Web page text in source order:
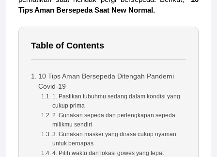
Tips Aman Bersepeda Saat New Normal.
Table of Contents
10 Tips Aman Bersepeda Ditengah Pandemi
Covid-19
1. Pastikan tubuhmu sedang dalam kondisi yang
cukup prima
2. Gunakan sepeda dan perlengkapan sepeda
milikmu sendiri
3. Gunakan masker yang dirasa cukup nyaman
untuk bernapas
4. Pilih waktu dan lokasi gowes yang tepat